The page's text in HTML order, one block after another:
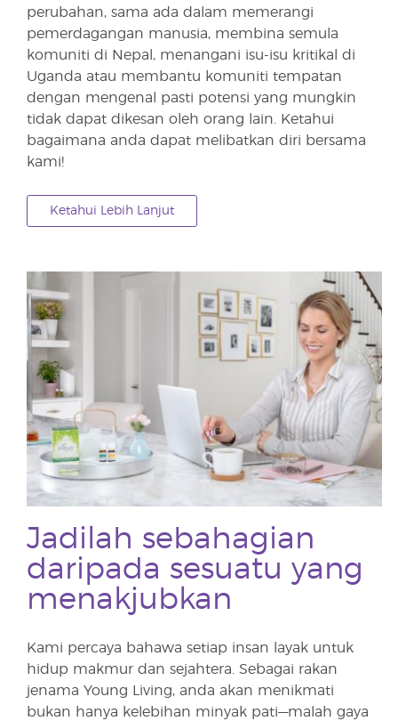
perubahan, sama ada dalam memerangi
pemerdagangan manusia, membina semula
komuniti di Nepal, menangani isu-isu kritikal di
Uganda atau membantu komuniti tempatan
dengan mengenal pasti potensi yang mungkin
tidak dapat dikesan oleh orang lain. Ketahui
bagaimana anda dapat melibatkan diri bersama
kami!
Ketahui Lebih Lanjut
Jadilah sebahagian
daripada sesuatu yang
menakjubkan
Kami percaya bahawa setiap insan layak untuk
hidup makmur dan sejahtera. Sebagai rakan
jenama Young Living, anda akan menikmati
bukan hanya kelebihan minyak pati—malah gaya